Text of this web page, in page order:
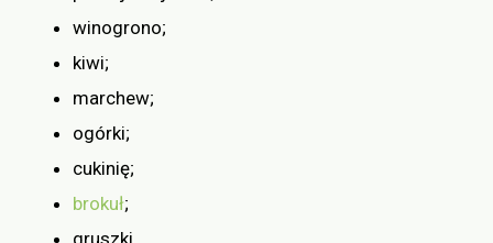
winogrono;
kiwi;
marchew;
ogórki;
cukinię;
brokuł;